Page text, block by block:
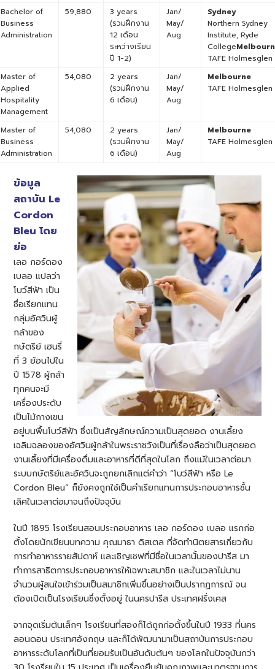
Bachelor of
Business
Administration
59,880
3 years
(รวมฝึกงาน
12 เดือน
ระหว่างเรียน
ปี 1-2)
Jan/
May/
Aug
Sydney
Northern Sydney
Institute, Ryde
College
TAFE Holmesglen
Master of
Applied
Hospitality
Management
54,080
2 years
(รวมฝึกงาน
6 เดือน)
Jan/
May/
Aug
Melbourne
TAFE Holmesglen
Master of
Business
Administration
54,080
2 years
(รวมฝึกงาน
6 เดือน)
Jan/
May/
Aug
Melbourne
TAFE Holmesglen
ข้อมูล
สถาบัน Le
Cordon
Bleu โดย
ย่อ
เลอ กอร์ดอง
เบลอ แปลว่า
โบว์สีฟ้า เป็น
ชื่อเรียกแทน
กลุ่มอัศวินผู้
กล้าของ
กษัตริย์ เฮนรี่
ที่ 3 ย้อนไปใน
ปี 1578 ผู้กล้า
ทุกคนจะมี
เครื่องประดับ
เป็นไม้กางเขน
อยู่บนพื้นโบว์สีฟ้า ซึ่งเป็นสัญลักษณ์ความเป็นสุดยอด งานเลี้ยง
เฉลิมฉลองของอัศวินผู้กล้าในพระราชวังเป็นที่เรื่องลือว่าเป็นสุดยอด
งานเลี้ยงที่มีเครื่องดื่มและอาหารที่ดีที่สุดในโลก ถึงแม้ในเวลาต่อมา
ระบบกษัตริย์และอัศวินจะถูกยกเลิกแต่คำว่า “โบว์สีฟ้า หรือ Le
Cordon Bleu” ก็ยังคงถูกใช้เป็นคำเรียกแทนการประกอบอาหารชั้น
เลิศในเวลาต่อมาจนถึงปัจจุบัน
ในปี 1895 โรงเรียนสอนประกอบอาหาร เลอ กอร์ดอง เบลอ แรกก่อ
ตั้งโดยนักเขียนบทความ คุณมาธา ดิสเตล ที่จัดทำนิตยสารเกี่ยวกับ
การทำอาหารรายสัปดาห์ และเชิญเชฟที่มีชื่อในเวลานั้นของปารีส มา
ทำการสาธิตการประกอบอาหารให้เฉพาะสมาชิก และในเวลาไม่นาน
จำนวนผู้สนใจเข้าร่วมเป็นสมาชิกเพิ่มขึ้นอย่างเป็นปรากฏการณ์ จน
ต้องเปิดเป็นโรงเรียนซึ่งตั้งอยู่ ในนครปารีส ประเทศฝรั่งเศส
จากจุดเริ่มต้นเล็กๆ โรงเรียนที่สองก็ได้ถูกก่อตั้งขึ้นในปี 1933 ที่นคร
ลอนดอน ประเทศอังกฤษ และก็ได้พัฒนามาเป็นสถาบันการประกอบ
อาหารระดับโลกที่เป็นที่ยอมรับเป็นอันดับต้นๆ ของโลกในปัจจุบันกว่า